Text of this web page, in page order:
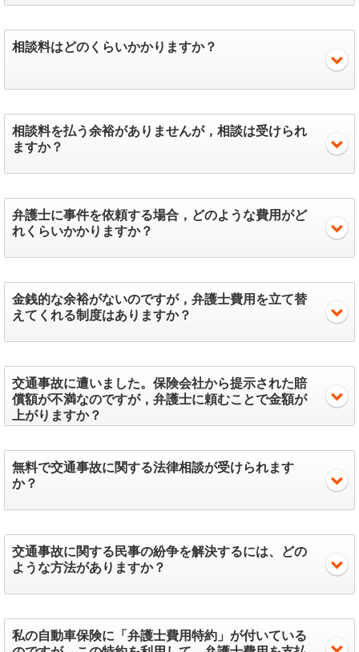
相談料はどのくらいかかりますか？
相談料を払う余裕がありませんが，相談は受けられ
ますか？
弁護士に事件を依頼する場合，どのような費用がど
れくらいかかりますか？
金銭的な余裕がないのですが，弁護士費用を立て替
えてくれる制度はありますか？
交通事故に遭いました。保険会社から提示された賠
償額が不満なのですが，弁護士に頼むことで金額が
上がりますか？
無料で交通事故に関する法律相談が受けられます
か？
交通事故に関する民事の紛争を解決するには、どの
ような方法がありますか？
私の自動車保険に「弁護士費用特約」が付いている